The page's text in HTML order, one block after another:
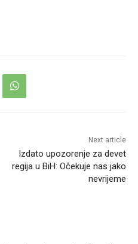
Next article
Izdato upozorenje za devet
regija u BiH: Očekuje nas jako
nevrijeme